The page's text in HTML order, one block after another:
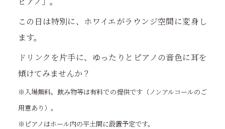
この日は特別に、ホワイエがラウンジ空間に変身し
ます。
ドリンクを片手に、ゆったりとピアノの音色に耳を
傾けてみませんか？
※入場無料。飲み物等は有料での提供です（ノンアルコールのご
用意あり）。
※ピアノはホール内の平土間に設置予定です。